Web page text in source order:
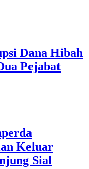
Dana Hibah
Pejabat
Keluar
Sial